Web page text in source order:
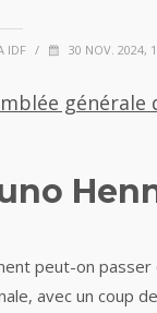
IDF / 30 NOV. 2024,
peut-on
avec un coup